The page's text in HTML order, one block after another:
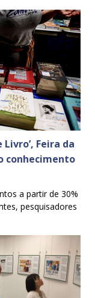
Feira da
conhecimento
a partir de 30%
pesquisadores